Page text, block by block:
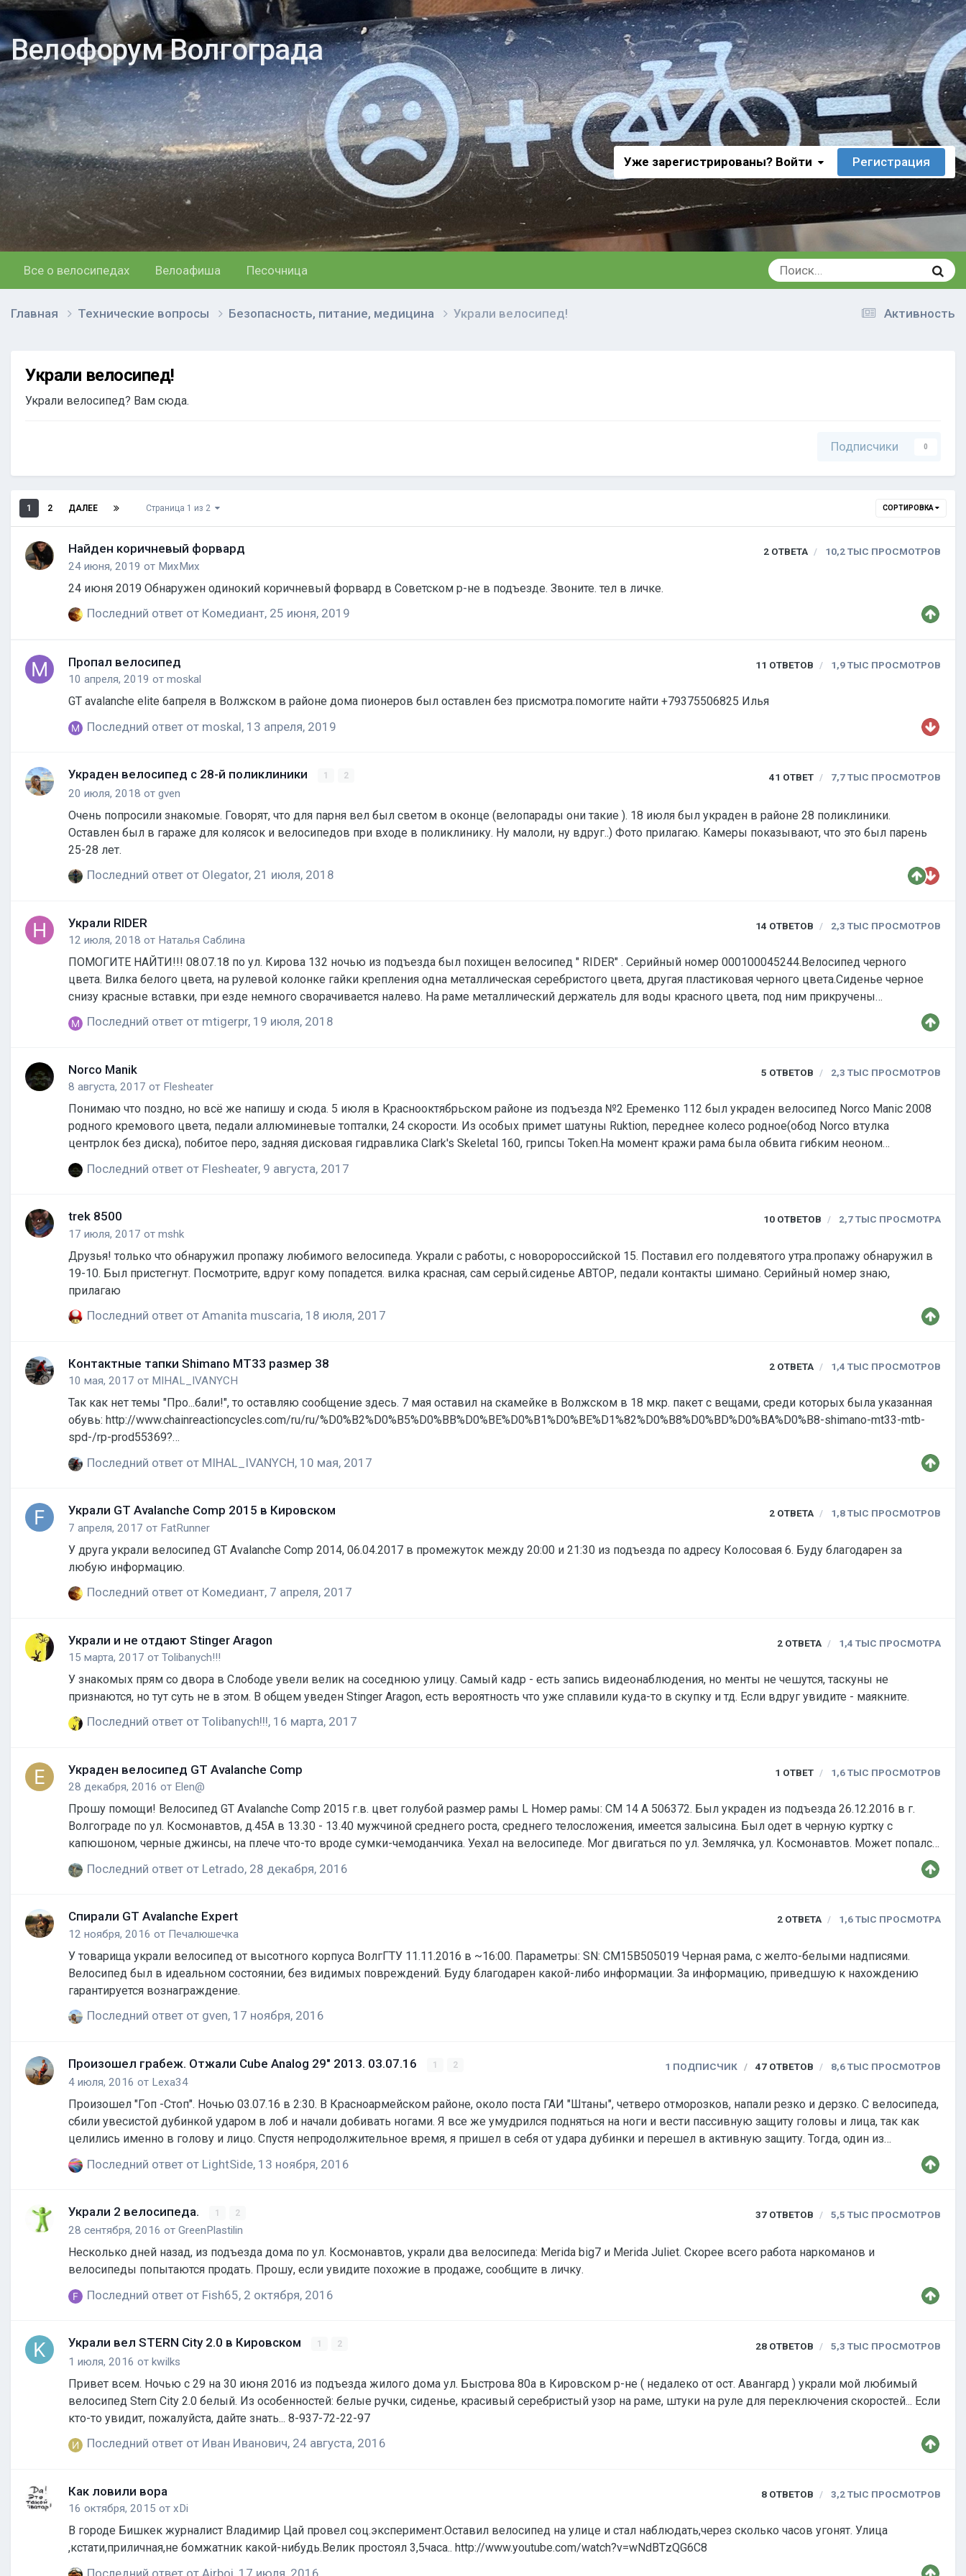
Велофорум Волгограда
Уже зарегистрированы? Войти Регистрация
Все о велосипедах Велоафиша Песочница
Активность
Главная Технические вопросы Безопасность, питание, медицина Украли велосипед!
Украли велосипед!
Украли велосипед? Вам сюда.
Подписчики 0
СОРТИРОВКА
1 2 ДАЛЕЕ Страница 1 из 2
Найден коричневый форвард
24 июня, 2019 от МихМих
2 ОТВЕТА 10,2 ТЫС ПРОСМОТРОВ
24 июня 2019 Обнаружен одинокий коричневый форвард в Советском р-не в подъезде. Звоните. тел в личке.
Последний ответ от Комедиант, 25 июня, 2019
Пропал велосипед
10 апреля, 2019 от moskal
11 ОТВЕТОВ 1,9 ТЫС ПРОСМОТРОВ
GT avalanche elite 6апреля в Волжском в районе дома пионеров был оставлен без присмотра.помогите найти +79375506825 Илья
Последний ответ от moskal, 13 апреля, 2019
Украден велосипед с 28-й поликлиники 1 2
20 июля, 2018 от gven
41 ОТВЕТ 7,7 ТЫС ПРОСМОТРОВ
Очень попросили знакомые. Говорят, что для парня вел был светом в оконце (велопарады они такие ). 18 июля был украден в районе 28 поликлиники.
Оставлен был в гараже для колясок и велосипедов при входе в поликлинику. Ну малоли, ну вдруг..) Фото прилагаю. Камеры показывают, что это был парень
25-28 лет.
Последний ответ от Olegator, 21 июля, 2018
Украли RIDER
12 июля, 2018 от Наталья Саблина
14 ОТВЕТОВ 2,3 ТЫС ПРОСМОТРОВ
ПОМОГИТЕ НАЙТИ!!! 08.07.18 по ул. Кирова 132 ночью из подъезда был похищен велосипед " RIDER" . Серийный номер 000100045244.Велосипед черного
цвета. Вилка белого цвета, на рулевой колонке гайки крепления одна металлическая серебристого цвета, другая пластиковая черного цвета.Сиденье черное
снизу красные вставки, при езде немного сворачивается налево. На раме металлический держатель для воды красного цвета, под ним прикручены
пластиковые крепления для насоса. На заднем колесе каретка черного цвета, на нижнем пере закреплена опорная подставка. Тел. 8-927-529-05-62
Последний ответ от mtigerpr, 19 июля, 2018
Norco Manik
8 августа, 2017 от Flesheater
5 ОТВЕТОВ 2,3 ТЫС ПРОСМОТРОВ
Понимаю что поздно, но всё же напишу и сюда. 5 июля в Краснооктябрьском районе из подъезда №2 Еременко 112 был украден велосипед Norco Manic 2008
родного кремового цвета, педали аллюминевые топталки, 24 скорости. Из особых примет шатуны Ruktion, переднее колесо родное(обод Norco втулка
центрлок без диска), побитое перо, задняя дисковая гидравлика Clark's Skeletal 160, грипсы Token.На момент кражи рама была обвита гибким неоном
оранжевого цвета. https://vk.com/dr_martins?w=wall180248807_7474%2Fall Если кто увидит просьба сообщить в ЛС, ВК(https://vk.com/dr_martins) или по тел.
89608902689. Очень надеюсь на Вашу помощь)
Последний ответ от Flesheater, 9 августа, 2017
trek 8500
17 июля, 2017 от mshk
10 ОТВЕТОВ 2,7 ТЫС ПРОСМОТРА
Друзья! только что обнаружил пропажу любимого велосипеда. Украли с работы, с новоророссийской 15. Поставил его полдевятого утра.пропажу обнаружил в
19-10. Был пристегнут. Посмотрите, вдруг кому попадется. вилка красная, сам серый.сиденье АВТОР, педали контакты шимано. Серийный номер знаю,
прилагаю
Последний ответ от Amanita muscaria, 18 июля, 2017
Контактные тапки Shimano MT33 размер 38
10 мая, 2017 от MIHAL_IVANYCH
2 ОТВЕТА 1,4 ТЫС ПРОСМОТРОВ
Так как нет темы "Про...бали!", то оставляю сообщение здесь. 7 мая оставил на скамейке в Волжском в 18 мкр. пакет с вещами, среди которых была указанная
обувь: http://www.chainreactioncycles.com/ru/ru/%D0%B2%D0%B5%D0%BB%D0%BE%D0%B1%D0%BE%D1%82%D0%B8%D0%BD%D0%BA%D0%B8-shimano-mt33-mtb-
spd-/rp-prod55369?
utm_source=google&utm_term=DSA&utm_campaign=RU_DSA&utm_medium=cpc&utm_content=mkwid|smp8QJBUe_dc|pcrid|193551341993|pkw||pmt|b|prd| Мало,
может всплывут где и кто-нибудь с форума увидит, все-таки вещь специфичная для обычного обывателя. Потеря остальных вещиц из пакета хоть и неприятна,
Последний ответ от MIHAL_IVANYCH, 10 мая, 2017
Украли GT Avalanche Comp 2015 в Кировском
7 апреля, 2017 от FatRunner
2 ОТВЕТА 1,8 ТЫС ПРОСМОТРОВ
У друга украли велосипед GT Avalanche Comp 2014, 06.04.2017 в промежуток между 20:00 и 21:30 из подъезда по адресу Колосовая 6. Буду благодарен за
любую информацию.
Последний ответ от Комедиант, 7 апреля, 2017
Украли и не отдают Stinger Aragon
15 марта, 2017 от Tolibanych!!!
2 ОТВЕТА 1,4 ТЫС ПРОСМОТРА
У знакомых прям со двора в Слободе увели велик на соседнюю улицу. Самый кадр - есть запись видеонаблюдения, но менты не чешутся, таскуны не
признаются, но тут суть не в этом. В общем уведен Stinger Aragon, есть вероятность что уже сплавили куда-то в скупку и тд. Если вдруг увидите - маякните.
Последний ответ от Tolibanych!!!, 16 марта, 2017
Украден велосипед GT Аvalanche Comp
28 декабря, 2016 от Elen@
1 ОТВЕТ 1,6 ТЫС ПРОСМОТРОВ
Прошу помощи! Велосипед GT Аvalanche Comp 2015 г.в. цвет голубой размер рамы L Номер рамы: CM 14 A 506372. Был украден из подъезда 26.12.2016 в г.
Волгограде по ул. Космонавтов, д.45А в 13.30 - 13.40 мужчиной среднего роста, среднего телосложения, имеется залысина. Был одет в черную куртку с
капюшоном, черные джинсы, на плече что-то вроде сумки-чемоданчика. Уехал на велосипеде. Мог двигаться по ул. Землячка, ул. Космонавтов. Может попался
кому на видеорегистратор? Буду благодарна любой информации.
Последний ответ от Letrado, 28 декабря, 2016
Спирали GT Avalanche Expert
12 ноября, 2016 от Печалюшечка
2 ОТВЕТА 1,6 ТЫС ПРОСМОТРА
У товарища украли велосипед от высотного корпуса ВолгГТУ 11.11.2016 в ~16:00. Параметры: SN: CM15B505019 Черная рама, с желто-белыми надписями.
Велосипед был в идеальном состоянии, без видимых повреждений. Буду благодарен какой-либо информации. За информацию, приведшую к нахождению
гарантируется вознаграждение.
Последний ответ от gven, 17 ноября, 2016
Произошел грабеж. Отжали Cube Analog 29" 2013. 03.07.16 1 2
4 июля, 2016 от Lexa34
1 ПОДПИСЧИК 47 ОТВЕТОВ 8,6 ТЫС ПРОСМОТРОВ
Произошел "Гоп -Стоп". Ночью 03.07.16 в 2:30. В Красноармейском районе, около поста ГАИ "Штаны", четверо отморозков, напали резко и дерзко. С велосипеда,
сбили увесистой дубинкой ударом в лоб и начали добивать ногами. Я все же умудрился подняться на ноги и вести пассивную защиту головы и лица, так как
целились именно в голову и лицо. Спустя непродолжительное время, я пришел в себя от удара дубинки и перешел в активную защиту. Тогда, один из
нападавших, достал нож...пришлось отступить, я выскочил на проезжую часть, до середины дороги. Пока все это происходило, один из них, укатил велосипед
через мост. После этого, и эти трое сбежали. Я приследовал их, но, от полученных …
Последний ответ от LightSide, 13 ноября, 2016
Украли 2 велосипеда. 1 2
28 сентября, 2016 от GreenPlastilin
37 ОТВЕТОВ 5,5 ТЫС ПРОСМОТРОВ
Несколько дней назад, из подъезда дома по ул. Космонавтов, украли два велосипеда: Merida big7 и Merida Juliet. Скорее всего работа наркоманов и
велосипеды попытаются продать. Прошу, если увидите похожие в продаже, сообщите в личку.
Последний ответ от Fish65, 2 октября, 2016
Украли вел STERN City 2.0 в Кировском 1 2
1 июля, 2016 от kwilks
28 ОТВЕТОВ 5,3 ТЫС ПРОСМОТРОВ
Привет всем. Ночью с 29 на 30 июня 2016 из подъезда жилого дома ул. Быстрова 80а в Кировском р-не ( недалеко от ост. Авангард ) украли мой любимый
велосипед Stern City 2.0 белый. Из особенностей: белые ручки, сиденье, красивый серебристый узор на раме, штуки на руле для переключения скоростей... Если
кто-то увидит, пожалуйста, дайте знать... 8-937-72-22-97
Последний ответ от Иван Иванович, 24 августа, 2016
Как ловили вора
16 октября, 2015 от xDi
8 ОТВЕТОВ 3,2 ТЫС ПРОСМОТРОВ
В городе Бишкек журналист Владимир Цай провел соц.эксперимент.Оставил велосипед на улице и стал наблюдать,через сколько часов угонят. Улица
,кстати,приличная,не бомжатник какой-нибудь.Велик простоял 3,5часа.. http://www.youtube.com/watch?v=wNdBTzQG6C8
Последний ответ от Airboi 17 июля, 2016